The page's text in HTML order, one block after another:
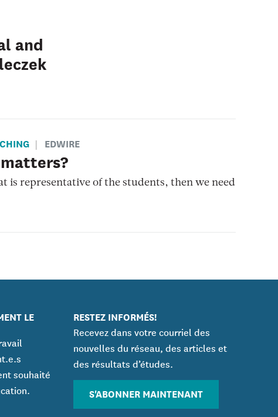
and
EDWIRE
is representative of the students, then we need
LE
souhaité
RESTEZ INFORMÉS!
Recevez dans votre courriel des
nouvelles du réseau, des articles et
des résultats d’études.
S'ABONNER MAINTENANT